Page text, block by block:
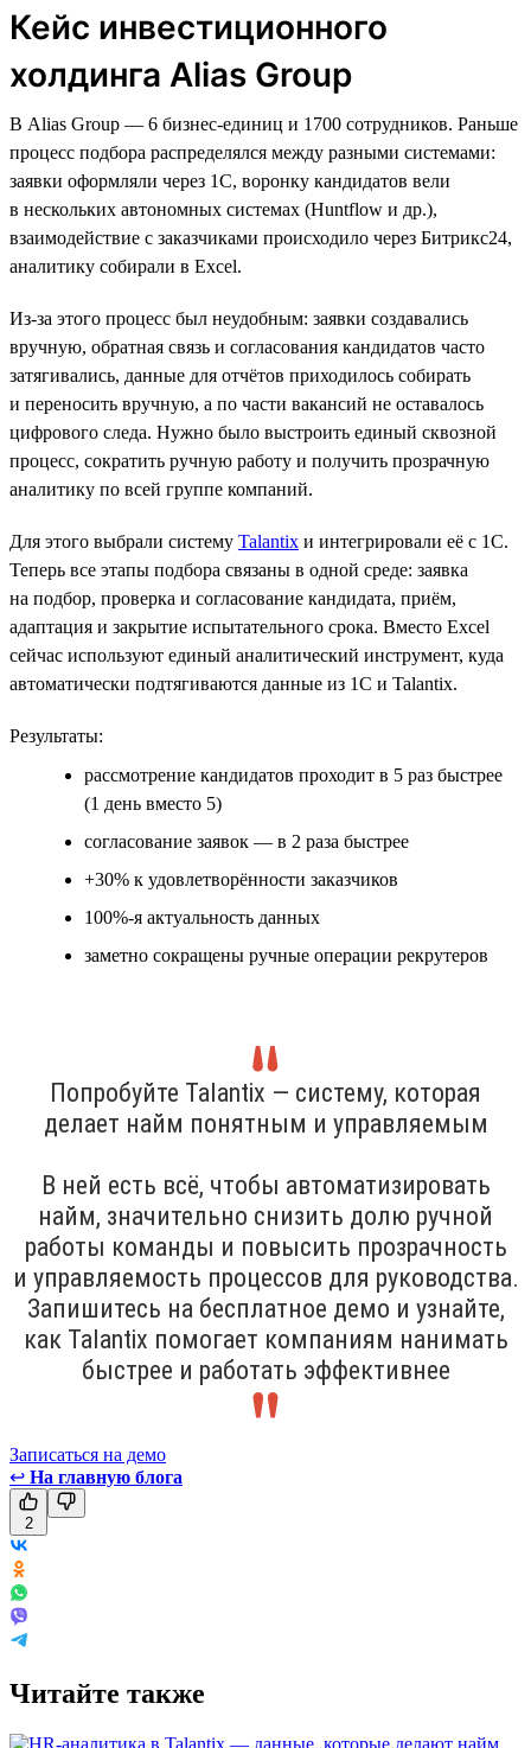
Кейс инвестиционного
холдинга Alias Group
В Alias Group — 6 бизнес-единиц и 1700 сотрудников. Раньше
процесс подбора распределялся между разными системами:
заявки оформляли через 1С, воронку кандидатов вели
в нескольких автономных системах (Huntflow и др.),
взаимодействие с заказчиками происходило через Битрикс24,
аналитику собирали в Excel.
Из-за этого процесс был неудобным: заявки создавались
вручную, обратная связь и согласования кандидатов часто
затягивались, данные для отчётов приходилось собирать
и переносить вручную, а по части вакансий не оставалось
цифрового следа. Нужно было выстроить единый сквозной
процесс, сократить ручную работу и получить прозрачную
аналитику по всей группе компаний.
Для этого выбрали систему Talantix и интегрировали её с 1С.
Теперь все этапы подбора связаны в одной среде: заявка
на подбор, проверка и согласование кандидата, приём,
адаптация и закрытие испытательного срока. Вместо Excel
сейчас используют единый аналитический инструмент, куда
автоматически подтягиваются данные из 1С и Talantix.
Результаты:
рассмотрение кандидатов проходит в 5 раз быстрее
(1 день вместо 5)
согласование заявок — в 2 раза быстрее
+30% к удовлетворённости заказчиков
100%-я актуальность данных
заметно сокращены ручные операции рекрутеров
Попробуйте Talantix — систему, которая
делает найм понятным и управляемым
В ней есть всё, чтобы автоматизировать
найм, значительно снизить долю ручной
работы команды и повысить прозрачность
и управляемость процессов для руководства.
Запишитесь на бесплатное демо и узнайте,
как Talantix помогает компаниям нанимать
быстрее и работать эффективнее
Записаться на демо
↩ На главную блога
2
Читайте также